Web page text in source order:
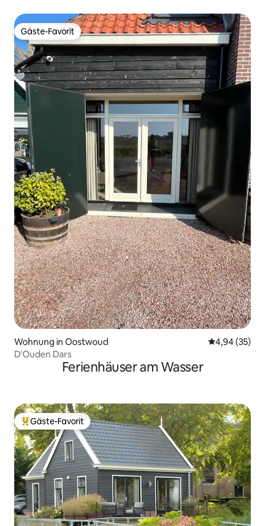
Gäste-Favorit
Gäste-Favorit
Wohnung in Oostwoud
4,94 (35)
D'Ouden Dars
Ferienhäuser am Wasser
Beliebter Gäste-Favorit.
Gäste-Favorit